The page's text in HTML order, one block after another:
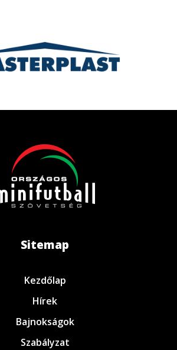
Sitemap
Kezdőlap
Hírek
Bajnokságok
Szabályzat